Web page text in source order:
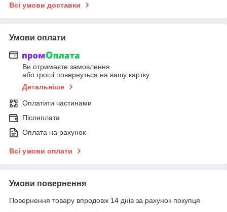
Всі умови доставки
Умови оплати
Ви отримаєте замовлення
або гроші повернуться на вашу картку
Детальніше
Оплатити частинами
Післяплата
Оплата на рахунок
Всі умови оплати
Умови повернення
Повернення товару впродовж 14 днів за рахунок покупця